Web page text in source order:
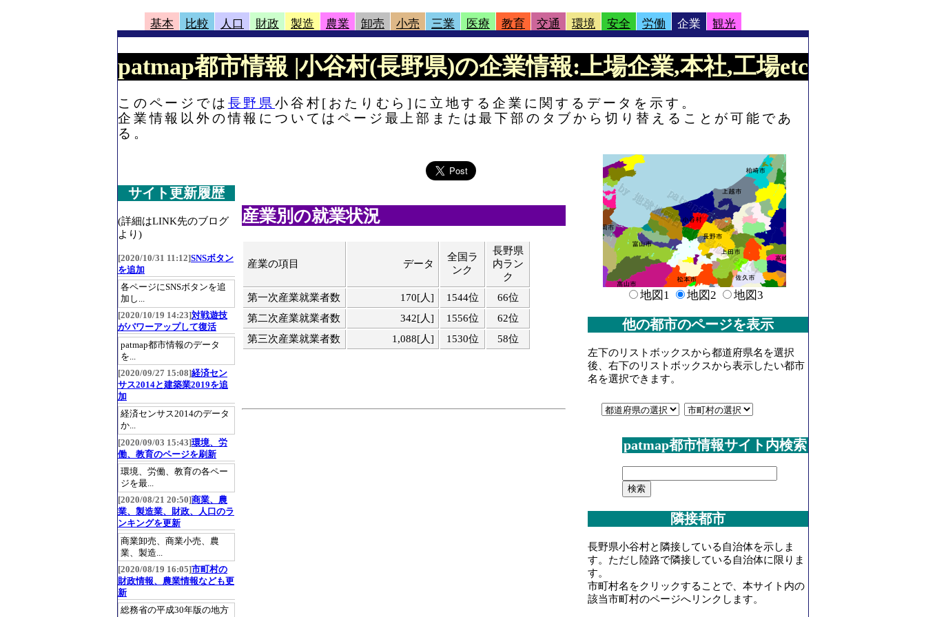
基本 比較 人口 財政 製造 農業 卸売 小売 三業 医療 教育 交通 環境 安全 労働 企業 観光
patmap都市情報 |小谷村(長野県)の企業情報:上場企業,本社,工場etc
このページでは 長野県小谷村[おたりむら]に立地する企業に関するデータを示す。
企業情報以外の情報についてはページ最上部または最下部のタブから切り替えることが可能であ
る。
産業別の就業状況
産業の項目 データ
全国ラ
ンク
長野県
内ラン
ク
第一次産業就業者数
170[人] 1544位
66位
第二次産業就業者数
342[人] 1556位
62位
第三次産業就業者数
1,088[人] 1530位 58位
サイト更新履歴
(詳細はLINK先のブログ
より)
[2020/10/31 11:12]SNSボタン
を追加
各ページにSNSボタンを追
加し...
[2020/10/19 14:23]対戦遊技
がパワーアップして復活
patmap都市情報のデータ
を...
[2020/09/27 15:08]経済セン
サス2014と建築業2019を追
加
経済センサス2014のデータ
か...
[2020/09/03 15:43]環境、労
働、教育のページを刷新
環境、労働、教育の各ペー
ジを最...
[2020/08/21 20:50]商業、農
業、製造業、財政、人口のラ
ンキングを更新
商業卸売、商業小売、農
業、製造...
[2020/08/19 16:05]市町村の
財政情報、農業情報なども更
新
総務省の平成30年版の地方
地図1 地図2 地図3
他の都市のページを表示
左下のリストボックスから都道府県名を選択
後、右下のリストボックスから表示したい都市
名を選択できます。
patmap都市情報サイト内検索
隣接都市
長野県小谷村と隣接している自治体を示しま
す。ただし陸路で隣接している自治体に限りま
す。
市町村名をクリックすることで、本サイト内の
該当市町村のページへリンクします。